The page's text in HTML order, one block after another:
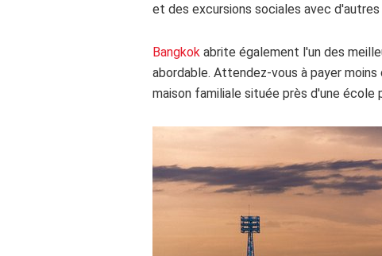
et des excursions sociales avec
Bangkok abrite également l'un des
abordable. Attendez-vous à payer
maison familiale située près d'une école